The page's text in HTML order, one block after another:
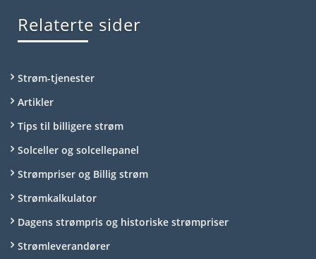
Relaterte sider
Strøm-tjenester
Artikler
Tips til billigere strøm
Solceller og solcellepanel
Strømpriser og Billig strøm
Strømkalkulator
Dagens strømpris og historiske strømpriser
Strømleverandører